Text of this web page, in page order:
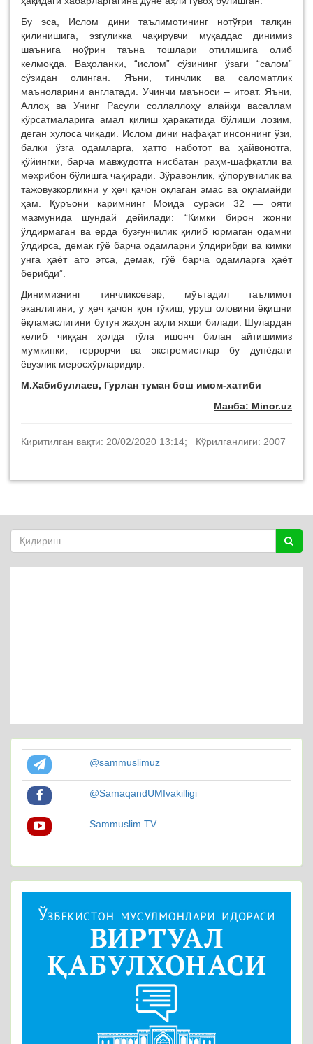
Бу эса, Ислом дини таълимотининг нотўғри талқин
қилинишига, эзгуликка чақирувчи муқаддас динимиз
шаънига ноўрин таъна тошлари отилишига олиб
келмоқда. Ваҳоланки, “ислом” сўзининг ўзаги “салом”
сўзидан олинган. Яъни, тинчлик ва саломатлик
маъноларини англатади. Учинчи маъноси – итоат. Яъни,
Аллоҳ ва Унинг Расули соллаллоҳу алайҳи васаллам
кўрсатмаларига амал қилиш ҳаракатида бўлиши лозим,
деган хулоса чиқади. Ислом дини нафақат инсоннинг ўзи,
балки ўзга одамларга, ҳатто наботот ва ҳайвонотга,
қўйингки, барча мавжудотга нисбатан раҳм-шафқатли ва
меҳрибон бўлишга чақиради. Зўравонлик, қўпорувчилик ва
тажовузкорликни у ҳеч қачон оқлаган эмас ва оқламайди
ҳам. Қуръони каримнинг Моида сураси 32 — ояти
мазмунида шундай дейилади: “Кимки бирон жонни
ўлдирмаган ва ерда бузғунчилик қилиб юрмаган одамни
ўлдирса, демак гўё барча одамларни ўлдирибди ва кимки
унга ҳаёт ато этса, демак, гўё барча одамларга ҳаёт
берибди”.
Динимизнинг тинчликсевар, мўътадил таълимот
эканлигини, у ҳеч қачон қон тўкиш, уруш оловини ёқишни
ёқламаслигини бутун жаҳон аҳли яхши билади. Шулардан
келиб чиққан ҳолда тўла ишонч билан айтишимиз
мумкинки, террорчи ва экстремистлар бу дунёдаги
ёвузлик меросхўрларидир.
М.Хабибуллаев, Гурлан туман бош имом-хатиби
Манба: Minor.uz
Киритилган вақти: 20/02/2020 13:14; Кўрилганлиги: 2007
@sammuslimuz
@SamaqandUMIvakilligi
Sammuslim.TV